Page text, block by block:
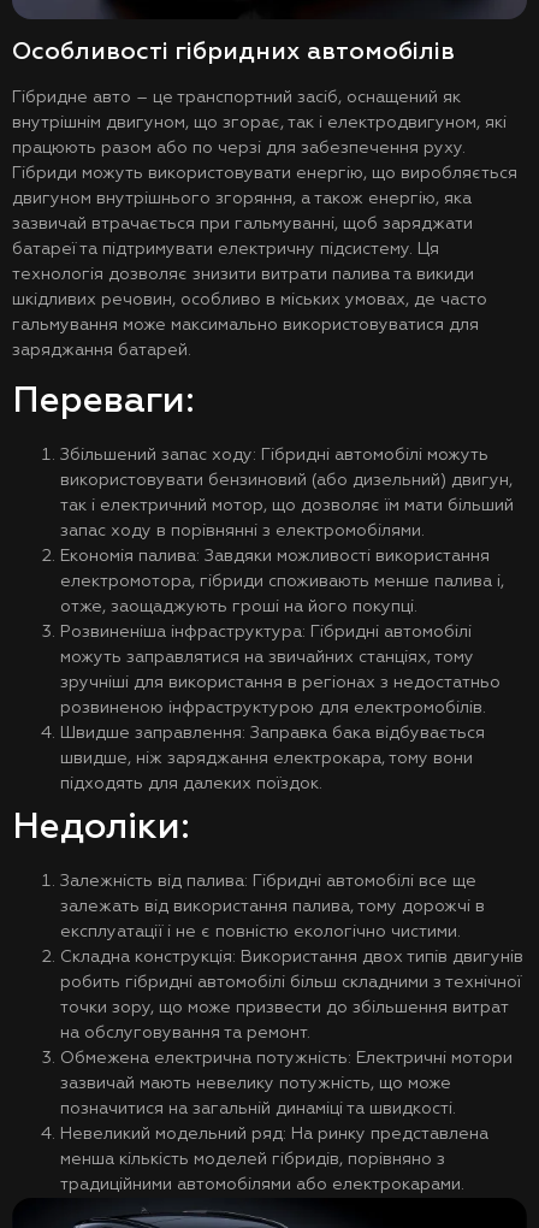
Особливості гібридних автомобілів
Гібридне авто – це транспортний засіб, оснащений як
внутрішнім двигуном, що згорає, так і електродвигуном, які
працюють разом або по черзі для забезпечення руху.
Гібриди можуть використовувати енергію, що виробляється
двигуном внутрішнього згоряння, а також енергію, яка
зазвичай втрачається при гальмуванні, щоб заряджати
батареї та підтримувати електричну підсистему. Ця
технологія дозволяє знизити витрати палива та викиди
шкідливих речовин, особливо в міських умовах, де часто
гальмування може максимально використовуватися для
заряджання батарей.
Переваги:
Збільшений запас ходу: Гібридні автомобілі можуть
використовувати бензиновий (або дизельний) двигун,
так і електричний мотор, що дозволяє їм мати більший
запас ходу в порівнянні з електромобілями.
Економія палива: Завдяки можливості використання
електромотора, гібриди споживають менше палива і,
отже, заощаджують гроші на його покупці.
Розвиненіша інфраструктура: Гібридні автомобілі
можуть заправлятися на звичайних станціях, тому
зручніші для використання в регіонах з недостатньо
розвиненою інфраструктурою для електромобілів.
Швидше заправлення: Заправка бака відбувається
швидше, ніж заряджання електрокара, тому вони
підходять для далеких поїздок.
Недоліки:
Залежність від палива: Гібридні автомобілі все ще
залежать від використання палива, тому дорожчі в
експлуатації і не є повністю екологічно чистими.
Складна конструкція: Використання двох типів двигунів
робить гібридні автомобілі більш складними з технічної
точки зору, що може призвести до збільшення витрат
на обслуговування та ремонт.
Обмежена електрична потужність: Електричні мотори
зазвичай мають невелику потужність, що може
позначитися на загальній динаміці та швидкості.
Невеликий модельний ряд: На ринку представлена ​​
менша кількість моделей гібридів, порівняно з
традиційними автомобілями або електрокарами.